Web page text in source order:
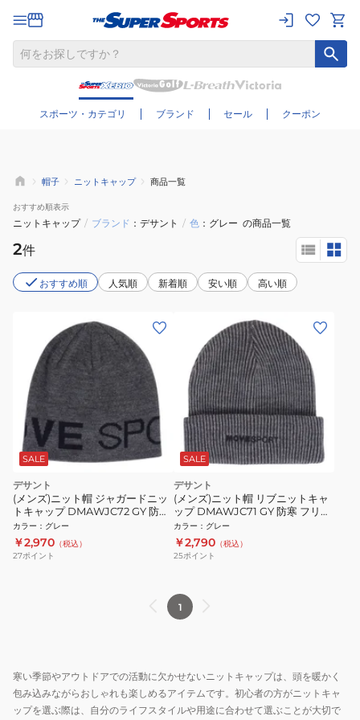
スポーツ・カテゴリ ブランド セール クーポン
さらに絞り込む
帽子 ニットキャップ 商品一覧
おすすめ順表示
ニットキャップ / ブランド デサント / 色 グレー の商品一覧
2件
おすすめ順 人気順 新着順 安い順 高い順
SALE
デサント
(メンズ)ニット帽 ジャガードニッ
トキャップ DMAWJC72 GY 防寒
フリーサイズ グレー
カラー ： グレー
￥2,970 （税込）
27ポイント
SALE
デサント
(メンズ)ニット帽 リブニットキャ
ップ DMAWJC71 GY 防寒 フリー
サイズ グレー
カラー ： グレー
￥2,790 （税込）
25ポイント
1
寒い季節やアウトドアでの活動に欠かせないニットキャップは、頭を暖かく
包み込みながらおしゃれも楽しめるアイテムです。初心者の方がニットキャ
ップを選ぶ際は、自分のライフスタイルや用途に合わせて選ぶことが大切で